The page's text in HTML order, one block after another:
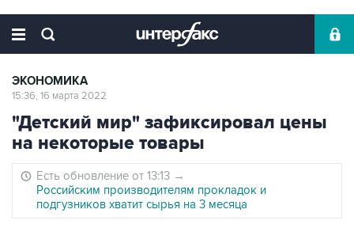
ЭКОНОМИКА
15:36, 16 марта 2022
"Детский мир" зафиксировал цены
на некоторые товары
Есть обновление от 13:13 →
Российским производителям прокладок и
подгузников хватит сырья на 3 месяца